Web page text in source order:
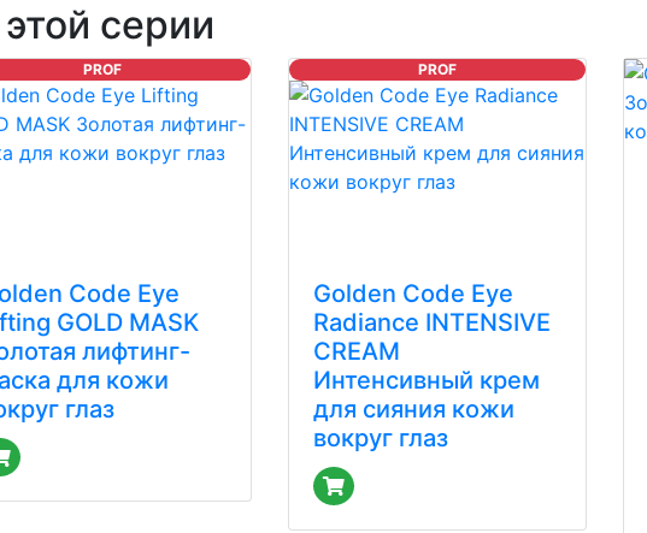
серии
PROF
Code Eye
GOLD MASK
лифтинг-
для кожи
глаз
PROF
Golden Code Eye
Radiance INTENSIVE
CREAM
Интенсивный крем
для сияния кожи
вокруг глаз